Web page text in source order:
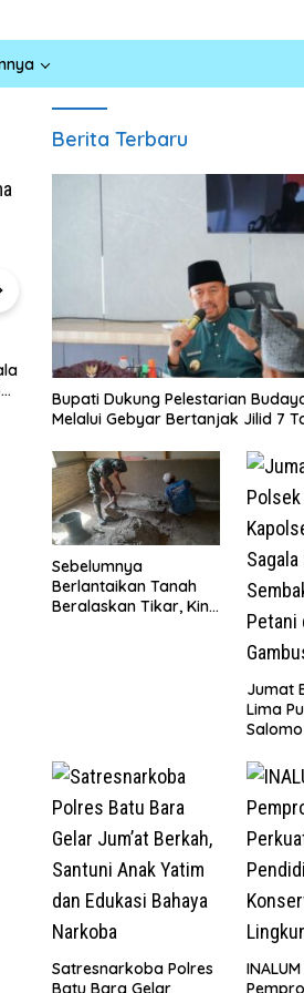
Satresnarkoba Polres Batu
Bara Gelar Jum’at Berkah,
Santuni Anak Yatim dan
Edukasi Bahaya Narkoba
Berita Terbaru
Bupati Dukung Pelestarian
Melalui Gebyar Bertanjak Jilid 7
Sebelumnya
Berlantaikan Tanah
Beralaskan Tikar, Kini
Jumat
Lima
Satresnarkoba Polres
Batu Bara Gelar